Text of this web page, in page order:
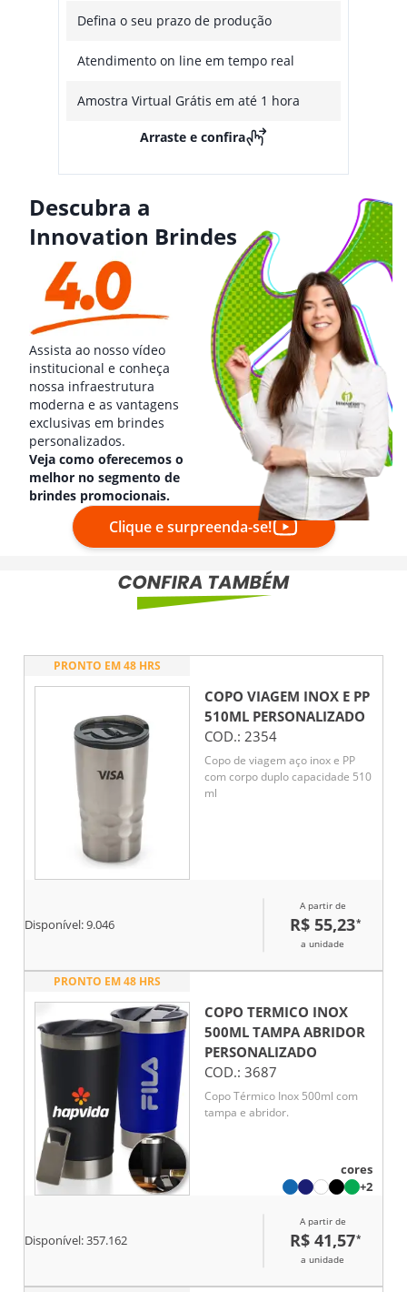
Defina o seu prazo de produção
Atendimento on line em tempo real
Amostra Virtual Grátis em até 1 hora
Arraste e confira
Descubra a
Innovation Brindes
Assista ao nosso vídeo
institucional e conheça
nossa infraestrutura
moderna e as vantagens
exclusivas em brindes
personalizados.
Veja como oferecemos o
melhor no segmento de
brindes promocionais.
Clique e surpreenda-se!
PRONTO EM 48 HRS
COPO VIAGEM INOX E PP
510ML PERSONALIZADO
COD.: 2354
Copo de viagem aço inox e PP
com corpo duplo capacidade 510
ml
Disponível:9.046
A partir de
R$ 55,23*
a unidade
PRONTO EM 48 HRS
COPO TERMICO INOX
500ML TAMPA ABRIDOR
PERSONALIZADO
COD.: 3687
Copo Térmico Inox 500ml com
tampa e abridor.
cores
+2
Disponível:357.162
A partir de
R$ 41,57*
a unidade